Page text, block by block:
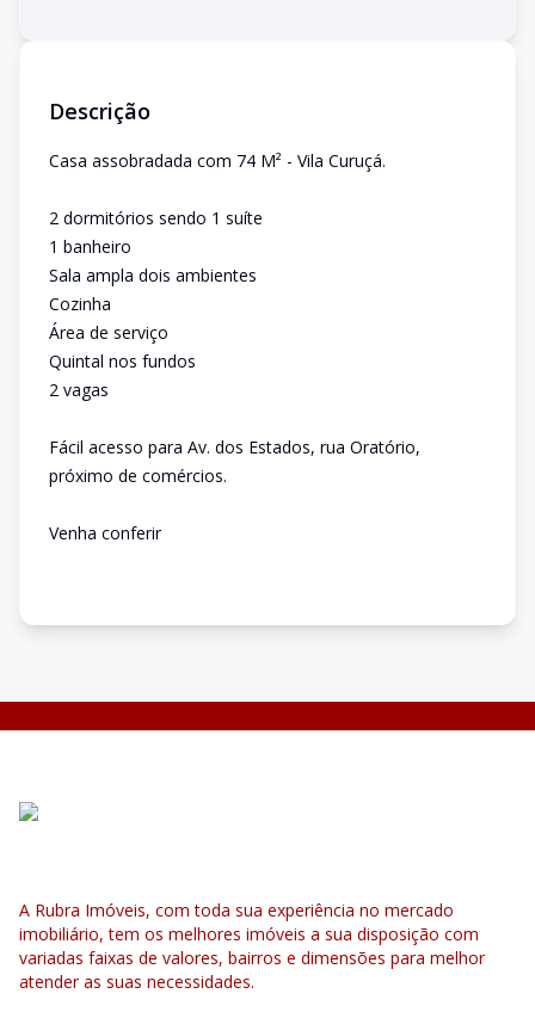
Descrição
Casa assobradada com 74 M² - Vila Curuçá.
2 dormitórios sendo 1 suíte
1 banheiro
Sala ampla dois ambientes
Cozinha
Área de serviço
Quintal nos fundos
2 vagas
Fácil acesso para Av. dos Estados, rua Oratório,
próximo de comércios.
Venha conferir
A Rubra Imóveis, com toda sua experiência no mercado
imobiliário, tem os melhores imóveis a sua disposição com
variadas faixas de valores, bairros e dimensões para melhor
atender as suas necessidades.